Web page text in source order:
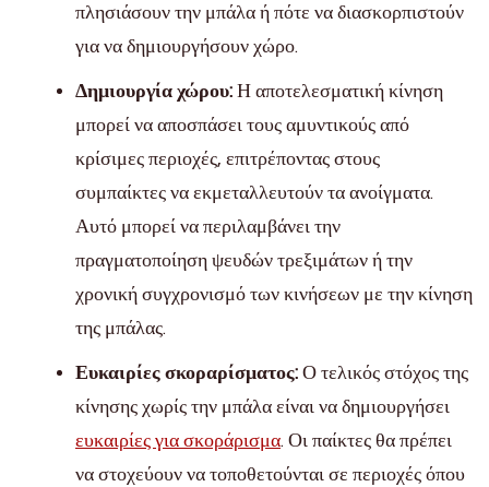
πλησιάσουν την μπάλα ή πότε να διασκορπιστούν
για να δημιουργήσουν χώρο.
Δημιουργία χώρου: Η αποτελεσματική κίνηση
μπορεί να αποσπάσει τους αμυντικούς από
κρίσιμες περιοχές, επιτρέποντας στους
συμπαίκτες να εκμεταλλευτούν τα ανοίγματα.
Αυτό μπορεί να περιλαμβάνει την
πραγματοποίηση ψευδών τρεξιμάτων ή την
χρονική συγχρονισμό των κινήσεων με την κίνηση
της μπάλας.
Ευκαιρίες σκοραρίσματος: Ο τελικός στόχος της
κίνησης χωρίς την μπάλα είναι να δημιουργήσει
ευκαιρίες για σκοράρισμα. Οι παίκτες θα πρέπει
να στοχεύουν να τοποθετούνται σε περιοχές όπου